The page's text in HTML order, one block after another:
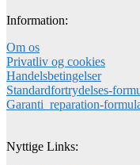
Information:
Om os
Privatliv og cookies
Handelsbetingelser
Standardfortrydelses-
Garanti_reparation-
Nyttige Links: